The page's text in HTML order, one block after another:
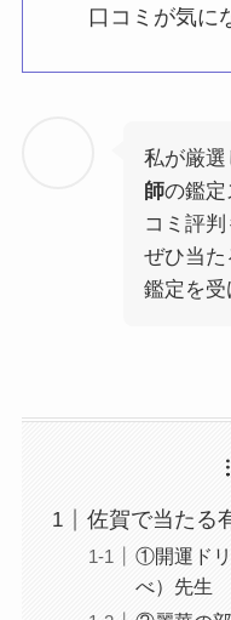
口コミが気に
私が厳選
師の鑑定
コミ評判
ぜひ当
鑑定を受
佐賀で当たる
①開運ド
べ）先生